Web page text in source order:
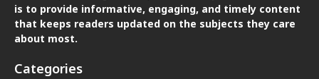
is to provide informative, engaging, and timely content
that keeps readers updated on the subjects they care
about most.
Categories